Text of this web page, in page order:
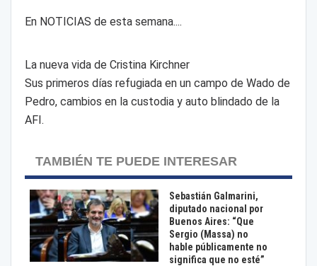
En NOTICIAS de esta semana....
La nueva vida de Cristina Kirchner
Sus primeros días refugiada en un campo de Wado de
Pedro, cambios en la custodia y auto blindado de la
AFI.
TAMBIÉN TE PUEDE INTERESAR
Sebastián Galmarini,
diputado nacional por
Buenos Aires: “Que
Sergio (Massa) no
hable públicamente no
significa que no esté”